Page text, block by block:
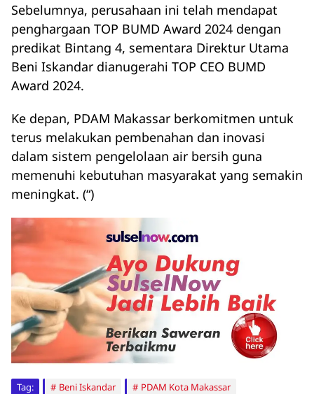
Sebelumnya, perusahaan ini telah mendapat
penghargaan TOP BUMD Award 2024 dengan
predikat Bintang 4, sementara Direktur Utama
Beni Iskandar dianugerahi TOP CEO BUMD
Award 2024.
Ke depan, PDAM Makassar berkomitmen untuk
terus melakukan pembenahan dan inovasi
dalam sistem pengelolaan air bersih guna
memenuhi kebutuhan masyarakat yang semakin
meningkat. (“)
Tag: Beni Iskandar
PDAM Kota Makassar